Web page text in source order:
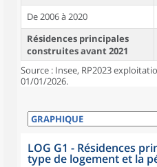
De 2006 à 2020
Résidences principales
construites avant 2021
Source : Insee, RP2023
01/01/2026.
LOG G1 - Résidences
type de logement et la